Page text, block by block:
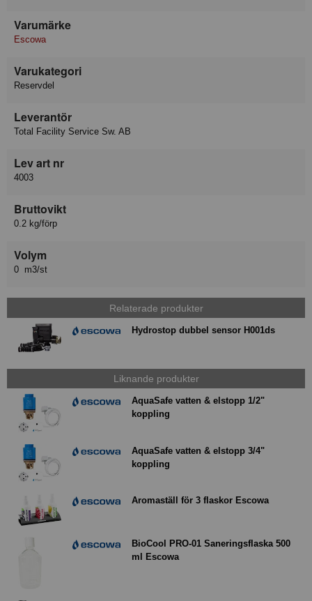
Varumärke
Escowa
Varukategori
Reservdel
Leverantör
Total Facility Service Sw. AB
Lev art nr
4003
Bruttovikt
0.2 kg/förp
Volym
0 m3/st
Relaterade produkter
Hydrostop dubbel sensor H001ds
Liknande produkter
AquaSafe vatten & elstopp 1/2"
koppling
AquaSafe vatten & elstopp 3/4"
koppling
Aromaställ för 3 flaskor Escowa
BioCool PRO-01 Saneringsflaska 500
ml Escowa